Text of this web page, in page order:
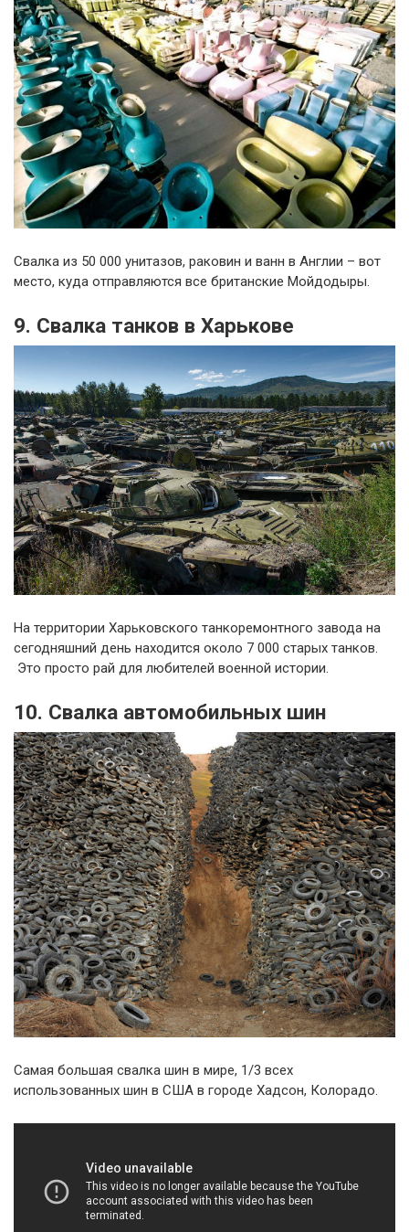
Свалка из 50 000 унитазов, раковин и ванн в Англии – вот
место, куда отправляются все британские Мойдодыры.
9. Свалка танков в Харькове
На территории Харьковского танкоремонтного завода на
сегодняшний день находится около 7 000 старых танков.
Это просто рай для любителей военной истории.
10. Свалка автомобильных шин
Самая большая свалка шин в мире, 1/3 всех
использованных шин в США в городе Хадсон, Колорадо.